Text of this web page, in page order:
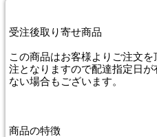
受注後取り寄せ商品
この商品はお客様よりご注文
注となりますので配達指定日
ない場合もございます。
商品の特徴